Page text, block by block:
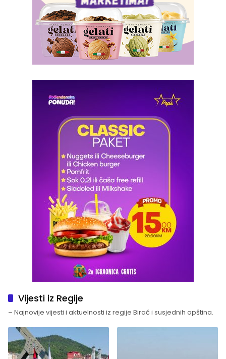
Vijesti iz Regije
– Najnovije vijesti i aktuelnosti iz regije Birač i susjednih opština.